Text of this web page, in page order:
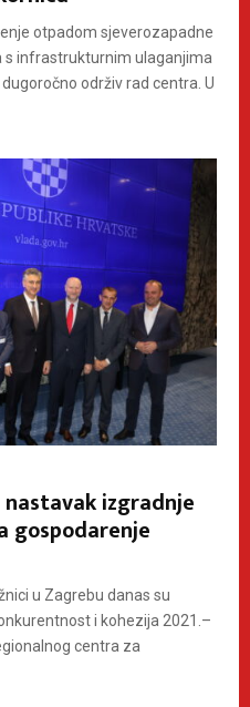
otpadom sjeverozapadne
s infrastrukturnim ulaganjima
održiv rad centra. U
izgradnje
gospodarenje
u Zagrebu danas su
i kohezija 2021.–
centra za